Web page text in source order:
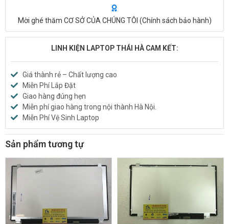
Mời ghé thăm CƠ SỞ CỦA CHÚNG TÔI (Chính sách bảo hành)
LINH KIỆN LAPTOP THÁI HÀ CAM KẾT:
Giá thành rẻ – Chất lượng cao
Miễn Phí Lắp Đặt
Giao hàng đúng hẹn
Miễn phí giao hàng trong nội thành Hà Nội.
Miễn Phí Vệ Sinh Laptop
Sản phẩm tương tự